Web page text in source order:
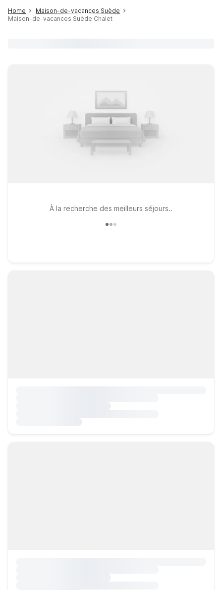
Home
Maison-de-vacances Suède
Maison-de-vacances Suède Chalet
À la recherche des meilleurs séjours..